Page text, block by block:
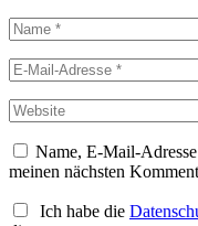
Name, E-Mail-
meinen nächsten
Ich habe die